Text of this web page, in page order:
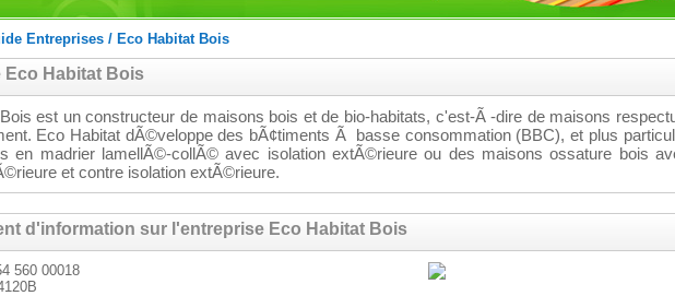
Entreprises/ Eco Habitat Bois
Eco Habitat Bois
est un constructeur de maisons bois et de bio-habitats, c'est-Ã -dire de maisons
Eco Habitat dÃ©veloppe des bÃ¢timents Ã basse consommation (BBC), et plus
en madrier lamellÃ©-collÃ© avec isolation extÃ©rieure ou des maisons ossature bois
et contre isolation extÃ©rieure.
d'information sur l'entreprise Eco Habitat Bois
560 00018